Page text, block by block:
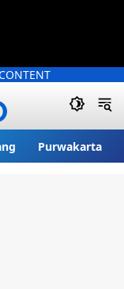
Purwakarta